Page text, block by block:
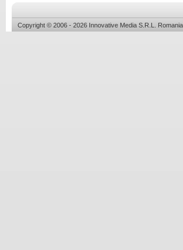
Copyright © 2006 - 2026 Innovative Media S.R.L.